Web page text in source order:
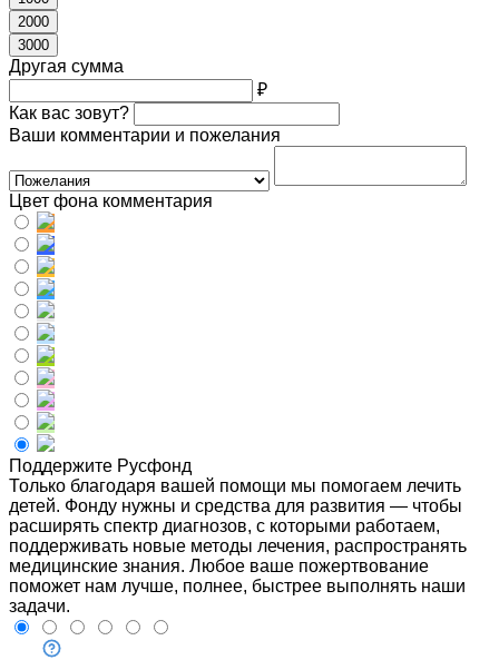
2000
3000
Другая сумма
₽
Как вас зовут?
Ваши комментарии и пожелания
Цвет фона комментария
Поддержите Русфонд
Только благодаря вашей помощи мы помогаем лечить
детей. Фонду нужны и средства для развития — чтобы
расширять спектр диагнозов, с которыми работаем,
поддерживать новые методы лечения, распространять
медицинские знания. Любое ваше пожертвование
поможет нам лучше, полнее, быстрее выполнять наши
задачи.